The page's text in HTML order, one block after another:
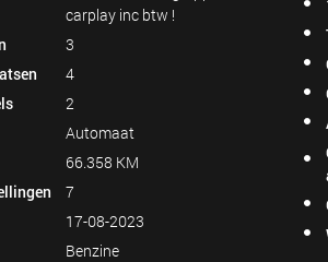
carplay inc btw !
3
4
2
Automaat
66.358 KM
7
17-08-2023
Benzine